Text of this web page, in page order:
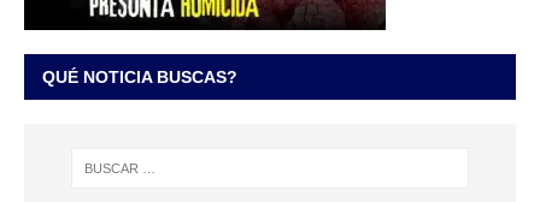
QUÉ NOTICIA BUSCAS?